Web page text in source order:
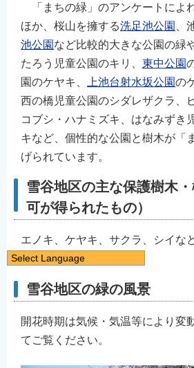
「まちの緑」のアンケートによ
ほか、桜山を擁する洗足池公園 、
池公園 など比較的大きな公園の緑
たろう児童公園のキリ、 東中公園
園のケヤキ、
上池台射水坂公園の
西の橋児童公園のシダレザクラ、
コブシ・ハナミズキ、はなみずき
キなど、個性的な公園と樹木が「
げられています。
雪谷地区の主な保護樹木
可が得られたもの）
エノキ、ケヤキ、サクラ、シイな
ど）
雪谷地区の緑の風景
開花時期は気候・気温等により変
てご覧ください。
Select Language
English
简体中文
繁體中文